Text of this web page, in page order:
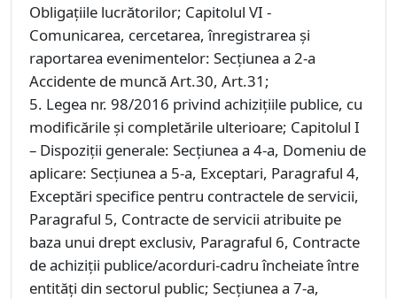
Obligaţiile lucrătorilor; Capitolul VI -
Comunicarea, cercetarea, înregistrarea şi
raportarea evenimentelor: Secţiunea a 2-a
Accidente de muncă Art.30, Art.31;
5. Legea nr. 98/2016 privind achiziţiile publice, cu
modificările și completările ulterioare; Capitolul I
– Dispoziții generale: Secțiunea a 4-a, Domeniu de
aplicare: Secțiunea a 5-a, Exceptari, Paragraful 4,
Exceptări specifice pentru contractele de servicii,
Paragraful 5, Contracte de servicii atribuite pe
baza unui drept exclusiv, Paragraful 6, Contracte
de achiziţii publice/acorduri-cadru încheiate între
entităţi din sectorul public; Secțiunea a 7-a,